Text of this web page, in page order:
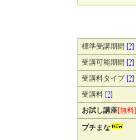
標準受講期間 [?]
受講可能期間 [?]
受講料タイプ[?]
受講料 [?]
お試し講座[無料]
プチまな